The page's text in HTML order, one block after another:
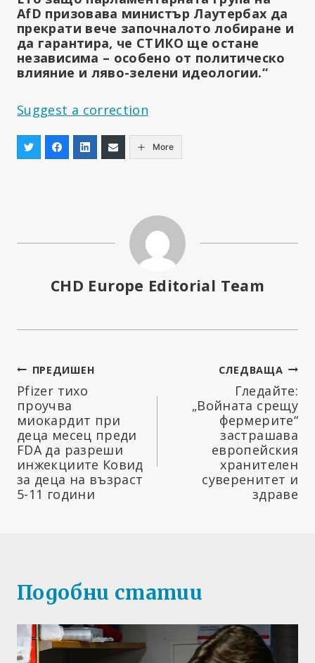
AfD призовава министър Лаутербах да
прекрати вече започналото лобиране и
да гарантира, че СТИКО ще остане
независима – особено от политическо
влияние и ляво-зелени идеологии.“
Suggest a correction
More
CHD Europe Editorial Team
Навигация
ПРЕДИШЕН
Pfizer тихо
проучва
миокардит при
деца месец преди
FDA да разреши
инжекциите Ковид
за деца на възраст
5-11 години
СЛЕДВАЩА
Гледайте:
„Войната срещу
фермерите“
застрашава
европейския
хранителен
суверенитет и
здраве
Подобни статии